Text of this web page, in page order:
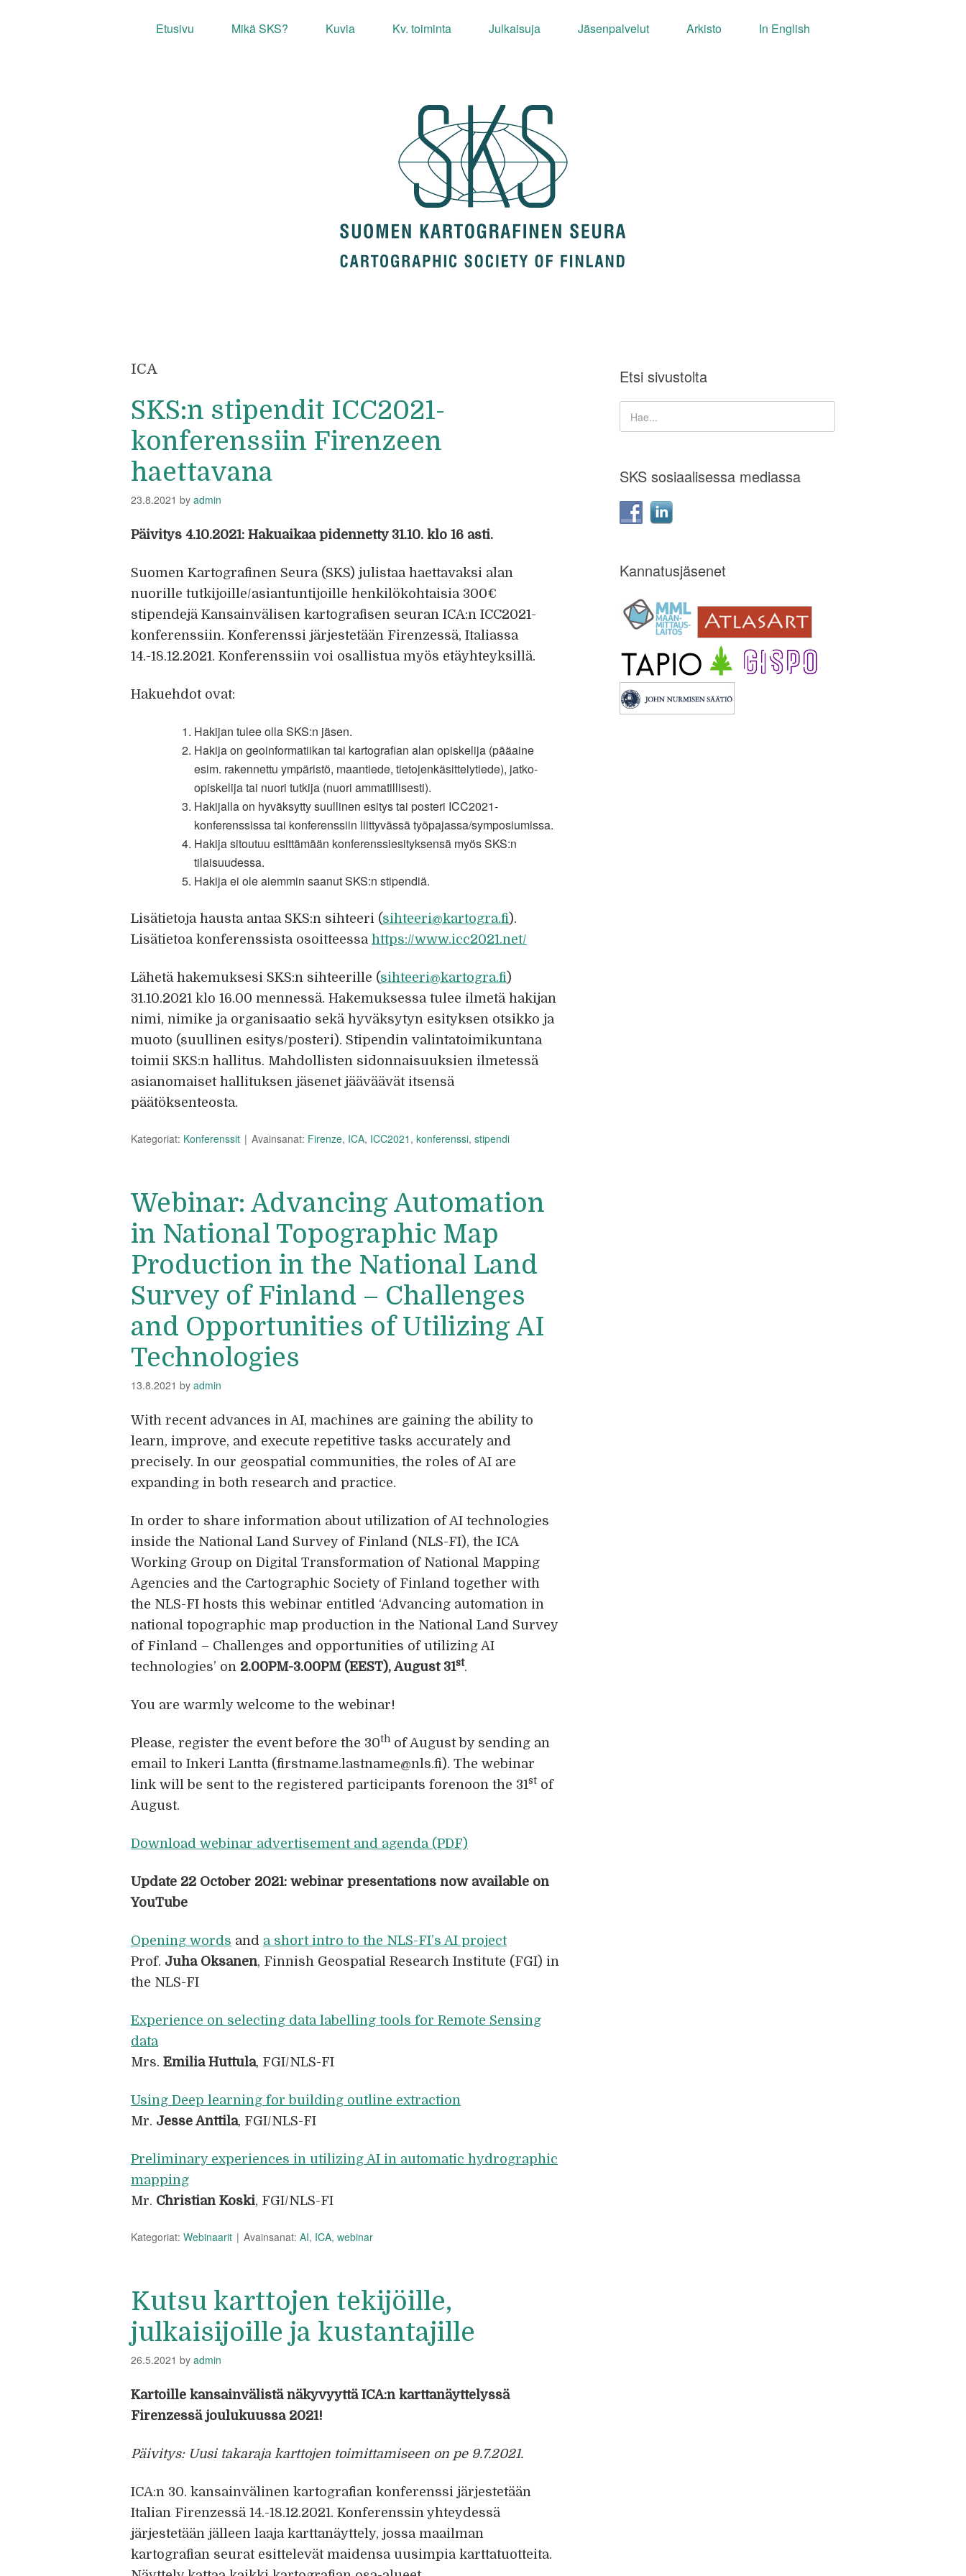
Etusivu Mikä SKS? Kuvia Kv. toiminta Julkaisuja Jäsenpalvelut Arkisto In English
ICA
SKS:n stipendit ICC2021-
konferenssiin Firenzeen
haettavana
23.8.2021 by admin
Päivitys 4.10.2021: Hakuaikaa pidennetty 31.10. klo 16 asti.
Suomen Kartografinen Seura (SKS) julistaa haettavaksi alan
nuorille tutkijoille/asiantuntijoille henkilökohtaisia 300€
stipendejä Kansainvälisen kartografisen seuran ICA:n ICC2021-
konferenssiin. Konferenssi järjestetään Firenzessä, Italiassa
14.-18.12.2021. Konferenssiin voi osallistua myös etäyhteyksillä.
Hakuehdot ovat:
Hakijan tulee olla SKS:n jäsen.
Hakija on geoinformatiikan tai kartografian alan opiskelija (pääaine
esim. rakennettu ympäristö, maantiede, tietojenkäsittelytiede), jatko-
opiskelija tai nuori tutkija (nuori ammatillisesti).
Hakijalla on hyväksytty suullinen esitys tai posteri ICC2021-
konferenssissa tai konferenssiin liittyvässä työpajassa/symposiumissa.
Hakija sitoutuu esittämään konferenssiesityksensä myös SKS:n
tilaisuudessa.
Hakija ei ole aiemmin saanut SKS:n stipendiä.
Lisätietoja hausta antaa SKS:n sihteeri (sihteeri@kartogra.fi).
Lisätietoa konferenssista osoitteessa https://www.icc2021.net/
Lähetä hakemuksesi SKS:n sihteerille (sihteeri@kartogra.fi)
31.10.2021 klo 16.00 mennessä. Hakemuksessa tulee ilmetä hakijan
nimi, nimike ja organisaatio sekä hyväksytyn esityksen otsikko ja
muoto (suullinen esitys/posteri). Stipendin valintatoimikuntana
toimii SKS:n hallitus. Mahdollisten sidonnaisuuksien ilmetessä
asianomaiset hallituksen jäsenet jääväävät itsensä
päätöksenteosta.
Kategoriat: Konferenssit Avainsanat: Firenze, ICA, ICC2021 , konferenssi, stipendi
Webinar: Advancing Automation
in National Topographic Map
Production in the National Land
Survey of Finland – Challenges
and Opportunities of Utilizing AI
Technologies
13.8.2021 by admin
With recent advances in AI, machines are gaining the ability to
learn, improve, and execute repetitive tasks accurately and
precisely. In our geospatial communities, the roles of AI are
expanding in both research and practice.
In order to share information about utilization of AI technologies
inside the National Land Survey of Finland (NLS-FI), the ICA
Working Group on Digital Transformation of National Mapping
Agencies and the Cartographic Society of Finland together with
the NLS-FI hosts this webinar entitled ‘Advancing automation in
national topographic map production in the National Land Survey
of Finland – Challenges and opportunities of utilizing AI
technologies’ on 2.00PM-3.00PM (EEST), August 31st.
You are warmly welcome to the webinar!
Please, register the event before the 30th of August by sending an
email to Inkeri Lantta (firstname.lastname@nls.fi). The webinar
link will be sent to the registered participants forenoon the 31st of
August.
Download webinar advertisement and agenda (PDF)
Update 22 October 2021: webinar presentations now available on
YouTube
Opening words and a short intro to the NLS-FI’s AI project
Prof. Juha Oksanen, Finnish Geospatial Research Institute (FGI) in
the NLS-FI
Experience on selecting data labelling tools for Remote Sensing
data
Mrs. Emilia Huttula, FGI/NLS-FI
Using Deep learning for building outline extraction
Mr. Jesse Anttila, FGI/NLS-FI
Preliminary experiences in utilizing AI in automatic hydrographic
mapping
Mr. Christian Koski, FGI/NLS-FI
Kategoriat: Webinaarit Avainsanat: AI, ICA, webinar
Kutsu karttojen tekijöille,
julkaisijoille ja kustantajille
26.5.2021 by admin
Kartoille kansainvälistä näkyvyyttä ICA:n karttanäyttelyssä
Firenzessä joulukuussa 2021!
Päivitys: Uusi takaraja karttojen toimittamiseen on pe 9.7.2021.
ICA:n 30. kansainvälinen kartografian konferenssi järjestetään
Italian Firenzessä 14.-18.12.2021. Konferenssin yhteydessä
järjestetään jälleen laaja karttanäyttely, jossa maailman
kartografian seurat esittelevät maidensa uusimpia karttatuotteita.
Etsi sivustolta
SKS sosiaalisessa mediassa
Kannatusjäsenet